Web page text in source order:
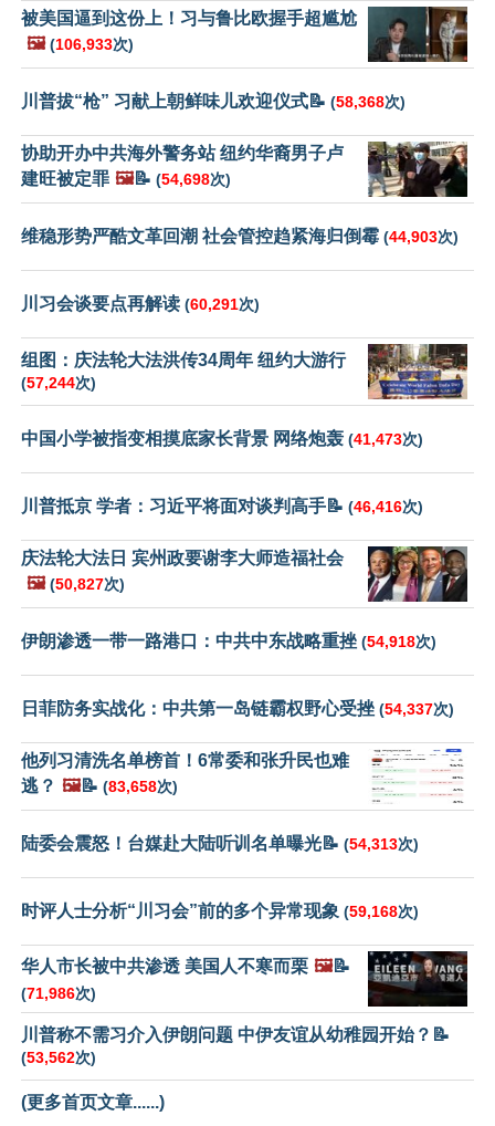
被美国逼到这份上！习与鲁比欧握手超尴尬
🖼️ (106,933次)
川普拔“枪” 习献上朝鲜味儿欢迎仪式📝 (58,368次)
协助开办中共海外警务站 纽约华裔男子卢
建旺被定罪 🖼️📝 (54,698次)
维稳形势严酷文革回潮 社会管控趋紧海归倒霉 (44,903次)
川习会谈要点再解读 (60,291次)
组图：庆法轮大法洪传34周年 纽约大游行
(57,244次)
中国小学被指变相摸底家长背景 网络炮轰 (41,473次)
川普抵京 学者：习近平将面对谈判高手📝 (46,416次)
庆法轮大法日 宾州政要谢李大师造福社会
🖼️ (50,827次)
伊朗渗透一带一路港口：中共中东战略重挫 (54,918次)
日菲防务实战化：中共第一岛链霸权野心受挫 (54,337次)
他列习清洗名单榜首！6常委和张升民也难
逃？ 🖼️📝 (83,658次)
陆委会震怒！台媒赴大陆听训名单曝光📝 (54,313次)
时评人士分析“川习会”前的多个异常现象 (59,168次)
华人市长被中共渗透 美国人不寒而栗 🖼️📝
(71,986次)
川普称不需习介入伊朗问题 中伊友谊从幼稚园开始？📝
(53,562次)
(更多首页文章......)